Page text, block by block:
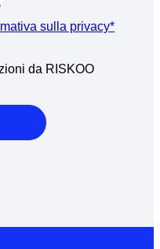
sulla privacy*
da RISKOO